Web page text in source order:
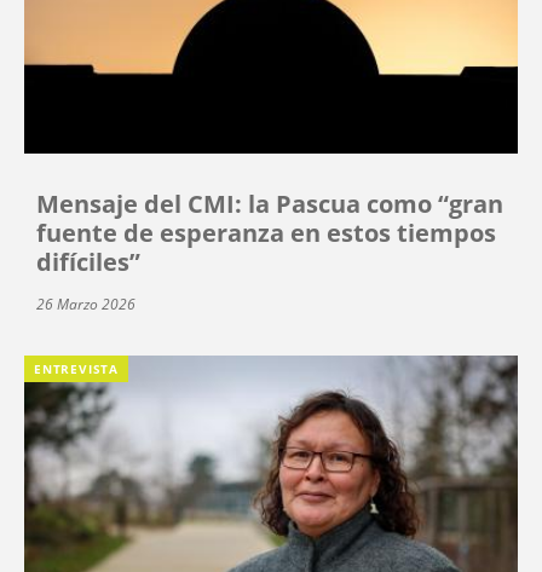
Mensaje del CMI: la Pascua como “gran
fuente de esperanza en estos tiempos
difíciles”
26 Marzo 2026
ENTREVISTA